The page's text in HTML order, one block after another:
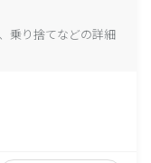
乗り捨てなどの詳細